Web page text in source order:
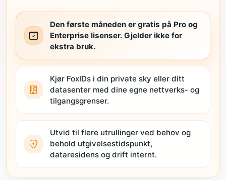
Den første måneden er gratis på Pro og
Enterprise lisenser. Gjelder ikke for
ekstra bruk.
Kjør FoxIDs i din private sky eller ditt
datasenter med dine egne nettverks- og
tilgangsgrenser.
Utvid til flere utrullinger ved behov og
behold utgivelsestidspunkt,
dataresidens og drift internt.